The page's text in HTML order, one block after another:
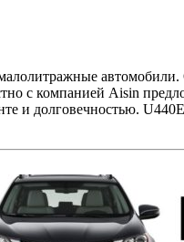
с компанией Aisin
и долговечностью.